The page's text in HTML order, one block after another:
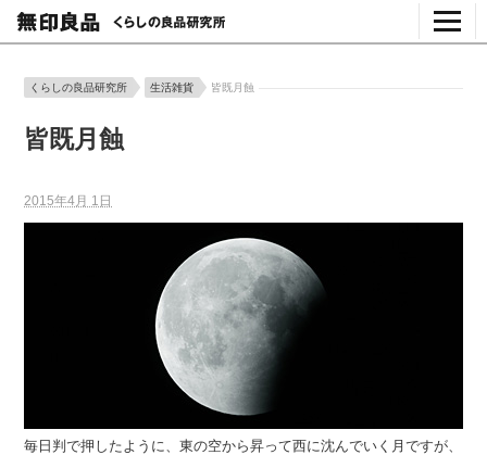
くらしの良品研究所 生活雑貨 皆既月蝕
皆既月蝕
2015年4月 1日
毎日判で押したように、東の空から昇って西に沈んでいく月ですが、